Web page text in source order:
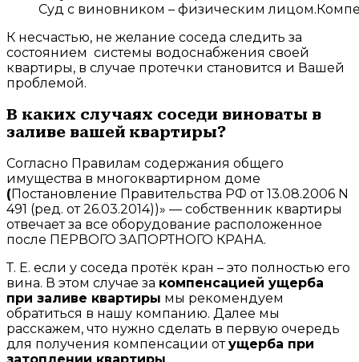
Суд с виновником – физическим
К несчастью, не желание соседа следить за
состоянием системы водоснабжения своей
квартиры, в случае протечки становится и Вашей
проблемой.
В каких случаях соседи виноваты в
заливе вашей квартиры?
Согласно Правилам содержания общего
имущества в многоквартирном доме
(Постановление Правительства РФ от 13.08.2006 N
491 (ред. от 26.03.2014))» — собственник квартиры
отвечает за все оборудование расположенное
после ПЕРВОГО ЗАПОРТНОГО КРАНА.
Т. Е. если у соседа протёк кран – это полностью его
вина. В этом случае за компенсацией ущерба
при заливе квартиры мы рекомендуем
обратиться в нашу компанию. Далее мы
расскажем, что нужно сделать в первую очередь
для получения компенсации отущерба при